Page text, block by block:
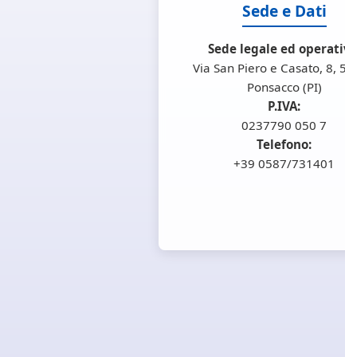
Sede e Dati
Sede legale ed
Via San Piero e Casato, 8,
Ponsacco (PI)
P.IVA:
0237790 050 7
Telefono:
+39 0587/731401